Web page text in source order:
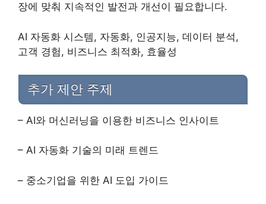
장에 맞춰 지속적인 발전과 개선이 필요합니다.
AI 자동화 시스템, 자동화, 인공지능, 데이터 분석,
고객 경험, 비즈니스 최적화, 효율성
추가 제안 주제
– AI와 머신러닝을 이용한 비즈니스 인사이트
– AI 자동화 기술의 미래 트렌드
– 중소기업을 위한 AI 도입 가이드